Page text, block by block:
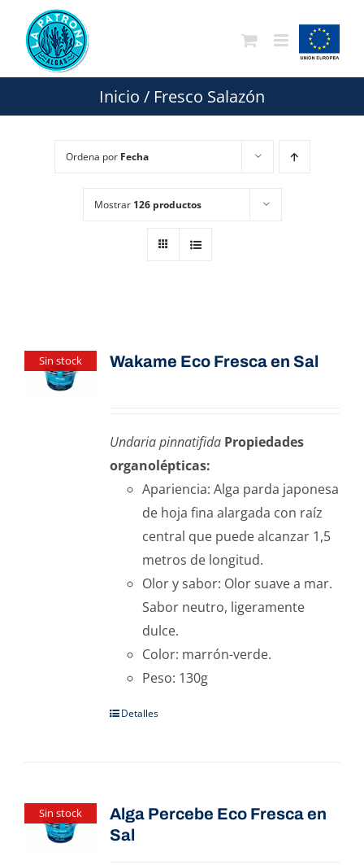
contenido
Inicio / Fresco Salazón
Ordena por Fecha
Mostrar 126 productos
Sin stock Wakame Eco Fresca en Sal
Undaria pinnatifida Propiedades
organolépticas:
Apariencia: Alga parda japonesa
de hoja fina alargada con raíz
central que puede alcanzar 1,5
metros de longitud.
Olor y sabor: Olor suave a mar.
Sabor neutro, ligeramente
dulce.
Color: marrón-verde.
Peso: 130g
Detalles
Sin stock
Alga Percebe Eco Fresca en
Sal